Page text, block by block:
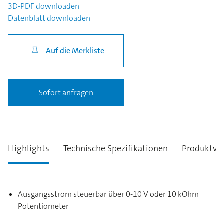
Highlights Technische Spezifikationen
Ausgangsstrom steuerbar über 0-10 V oder 10 kOhm
Potentiometer
3D-PDFdownloaden
Datenblattdownloaden
Auf die Merkliste
Sofort anfragen